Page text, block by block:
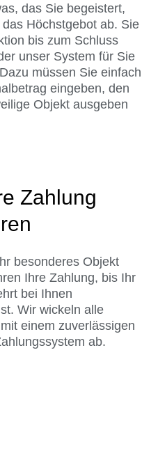
das Sie begeistert,
Höchstgebot ab. Sie
bis zum Schluss
unser System für Sie
müssen Sie einfach
eingeben, den
Objekt ausgeben
Zahlung
besonderes Objekt
Ihre Zahlung, bis Ihr
bei Ihnen
Wir wickeln alle
einem zuverlässigen
ab.